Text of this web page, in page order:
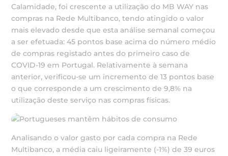
Calamidade, foi crescente a utilização do MB WAY nas
compras na Rede Multibanco, tendo atingido o valor
mais elevado desde que esta análise semanal começou
a ser efetuada: 45 pontos base acima do número médio
de compras registado antes do primeiro caso de
COVID-19 em Portugal. Relativamente à semana
anterior, verificou-se um incremento de 13 pontos base
o que corresponde a um crescimento de 9,8% na
utilização deste serviço nas compras físicas.
Analisando o valor gasto por cada compra na Rede
Multibanco, a média caiu ligeiramente (-1%) de 39 euros